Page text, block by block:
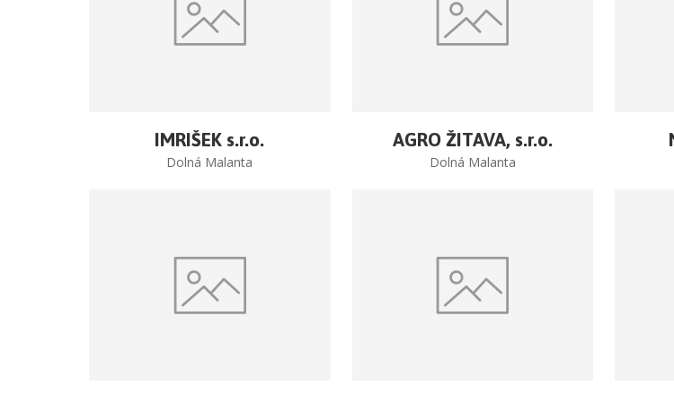
IMRIŠEK s.r.o.
Dolná Malanta
AGRO ŽITAVA, s.r.o.
Dolná Malanta